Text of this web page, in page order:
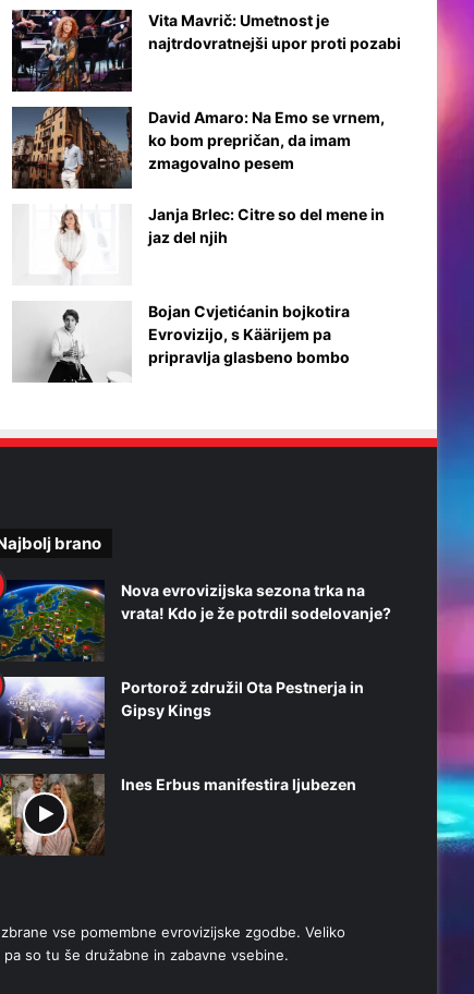
Vita Mavrič: Umetnost je
najtrdovratnejši upor proti pozabi
David Amaro: Na Emo se vrnem,
ko bom prepričan, da imam
zmagovalno pesem
Janja Brlec: Citre so del mene in
jaz del njih
Bojan Cvjetićanin bojkotira
Evrovizijo, s Käärijem pa
pripravlja glasbeno bombo
brano
Nova evrovizijska sezona trka na
vrata! Kdo je že potrdil sodelovanje?
Portorož združil Ota Pestnerja in
Gipsy Kings
Ines Erbus manifestira ljubezen
vse pomembne evrovizijske zgodbe. Veliko
so tu še družabne in zabavne vsebine.